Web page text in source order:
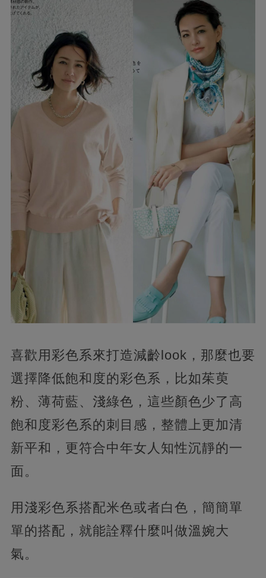
喜歡用彩色系來打造減齡look，那麼也要
選擇降低飽和度的彩色系，比如茱萸
粉、薄荷藍、淺綠色，這些顏色少了高
飽和度彩色系的刺目感，整體上更加清
新平和，更符合中年女人知性沉靜的一
面。
用淺彩色系搭配米色或者白色，簡簡單
單的搭配，就能詮釋什麼叫做溫婉大
氣。